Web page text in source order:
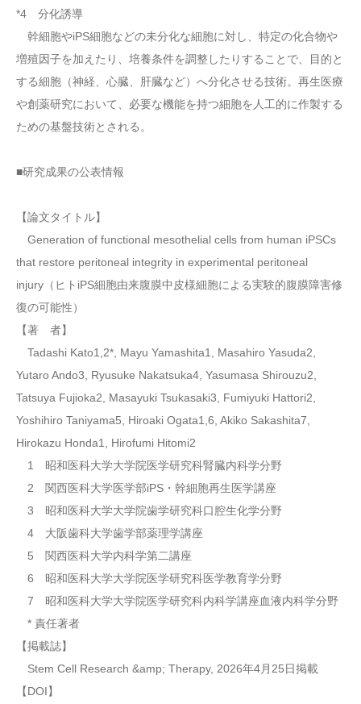
*4 分化誘導
幹細胞やiPS細胞などの未分化な細胞に対し、特定の化合物や
増殖因子を加えたり、培養条件を調整したりすることで、目的と
する細胞（神経、心臓、肝臓など）へ分化させる技術。再生医療
や創薬研究において、必要な機能を持つ細胞を人工的に作製する
ための基盤技術とされる。
■研究成果の公表情報
【論文タイトル】
Generation of functional mesothelial cells from human iPSCs
that restore peritoneal integrity in experimental peritoneal
injury（ヒトiPS細胞由来腹膜中皮様細胞による実験的腹膜障害修
復の可能性）
【著 者】
Tadashi Kato1,2*, Mayu Yamashita1, Masahiro Yasuda2,
Yutaro Ando3, Ryusuke Nakatsuka4, Yasumasa Shirouzu2,
Tatsuya Fujioka2, Masayuki Tsukasaki3, Fumiyuki Hattori2,
Yoshihiro Taniyama5, Hiroaki Ogata1,6, Akiko Sakashita7,
Hirokazu Honda1, Hirofumi Hitomi2
1 昭和医科大学大学院医学研究科腎臓内科学分野
2 関西医科大学医学部iPS・幹細胞再生医学講座
3 昭和医科大学大学院歯学研究科口腔生化学分野
4 大阪歯科大学歯学部薬理学講座
5 関西医科大学内科学第二講座
6 昭和医科大学大学院医学研究科医学教育学分野
7 昭和医科大学大学院医学研究科内科学講座血液内科学分野
* 責任著者
【掲載誌】
Stem Cell Research &amp; Therapy, 2026年4月25日掲載
【DOI】